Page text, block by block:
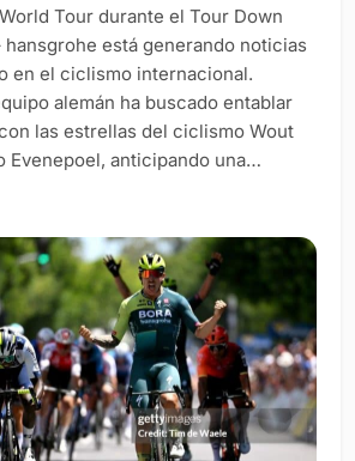
Tour durante el Tour Down
hansgrohe está generando noticias
en el ciclismo internacional.
alemán ha buscado entablar
las estrellas del ciclismo Wout
Evenepoel, anticipando una…